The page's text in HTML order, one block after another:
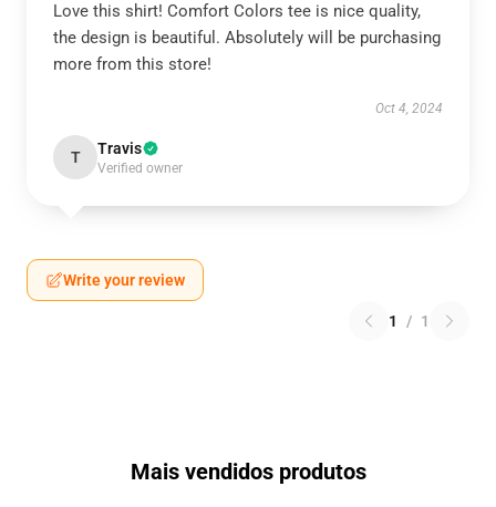
Love this shirt! Comfort Colors tee is nice quality,
the design is beautiful. Absolutely will be purchasing
more from this store!
Oct 4, 2024
T Travis
Verified owner
Write your review
1 / 1
Mais vendidos produtos